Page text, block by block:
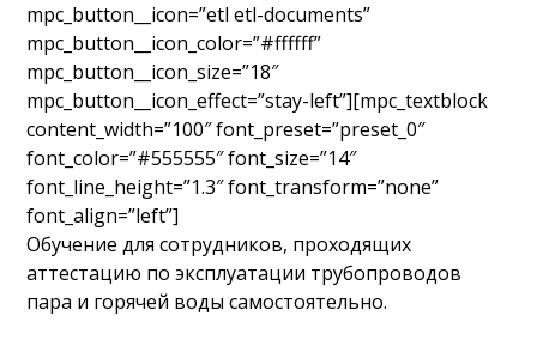
mpc_button__icon=”etl etl-documents”
mpc_button__icon_color=”#ffffff”
mpc_button__icon_size=”18″
mpc_button__icon_effect=”stay-left”][mpc_textblock
content_width=”100″ font_preset=”preset_0″
font_color=”#555555″ font_size=”14″
font_line_height=”1.3″ font_transform=”none”
font_align=”left”]
Обучение для сотрудников, проходящих
аттестацию по эксплуатации трубопроводов
пара и горячей воды самостоятельно.